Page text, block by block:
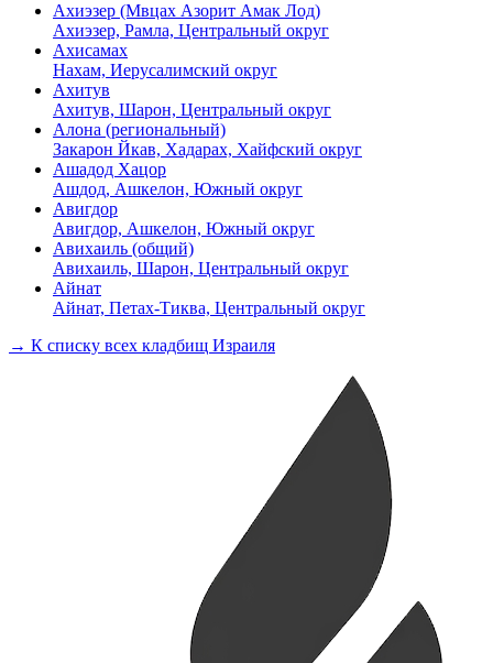
Ахиэзер (Мвцах Азорит Амак Лод)
Ахиэзер, Рамла, Центральный округ
Ахисамах
Нахам, Иерусалимский округ
Ахитув
Ахитув, Шарон, Центральный округ
Алона (региональный)
Закарон Йкав, Хадарах, Хайфский округ
Ашадод Хацор
Ашдод, Ашкелон, Южный округ
Авигдор
Авигдор, Ашкелон, Южный округ
Авихаиль (общий)
Авихаиль, Шарон, Центральный округ
Айнат
Айнат, Петах-Тиква, Центральный округ
→ К списку всех кладбищ Израиля